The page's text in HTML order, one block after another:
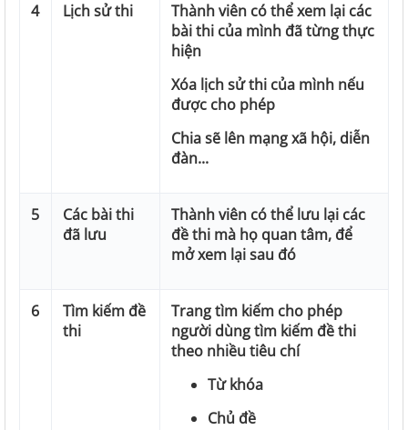
4 Lịch sử thi
Thành viên có thể xem lại các
bài thi của mình đã từng thực
hiện
Xóa lịch sử thi của mình nếu
được cho phép
Chia sẽ lên mạng xã hội, diễn
đàn...
5
Các bài thi
đã lưu
Thành viên có thể lưu lại các
đề thi mà họ quan tâm, để
mở xem lại sau đó
6
Tìm kiếm đề
thi
Trang tìm kiếm cho phép
người dùng tìm kiếm đề thi
theo nhiều tiêu chí
Từ khóa
Chủ đề